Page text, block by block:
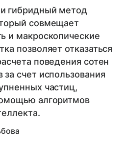
гибридный метод
совмещает
и макроскопические
позволяет отказаться
поведения сотен
счет использования
частиц,
алгоритмов